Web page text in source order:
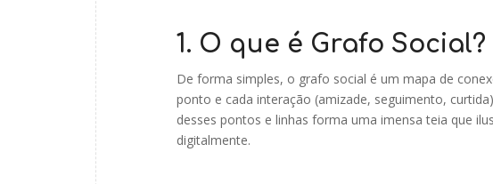
1. O que é Grafo Social?
De forma simples, o grafo social é um mapa de
ponto e cada interação (amizade, seguimento,
desses pontos e linhas forma uma imensa teia que
digitalmente.